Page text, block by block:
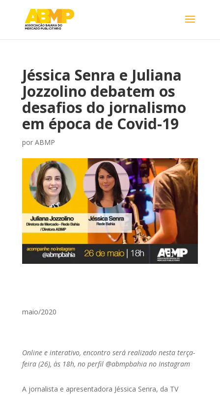
Jéssica Senra e Juliana
Jozzolino debatem os
desafios do jornalismo
em época de Covid-19
por ABMP
maio/2020
Online e interativo, encontro será realizado nesta terça-
feira (26), às 18h, no perfil @abmpbahia no Instagram
A jornalista e apresentadora Jéssica Senra, da TV